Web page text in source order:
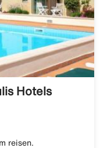
Hotels
reisen.